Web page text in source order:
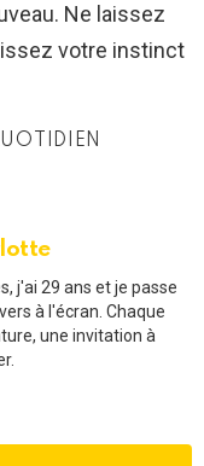
Ne laissez
votre instinct
j'ai 29 ans et je passe
à l'écran. Chaque
une invitation à